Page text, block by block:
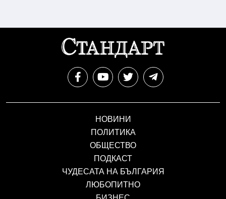
НОВИНИ
ПОЛИТИКА
ОБЩЕСТВО
ПОДКАСТ
ЧУДЕСАТА НА БЪЛГАРИЯ
ЛЮБОПИТНО